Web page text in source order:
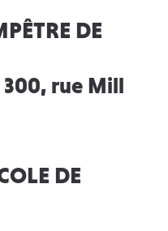
DE
300, rue Mill
DE